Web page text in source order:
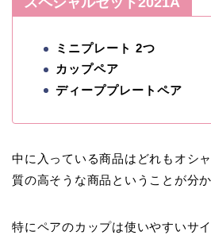
ミニプレート 2つ
カップペア
ディーププレートペア
中に入っている商品はどれもオシ
質の高そうな商品ということが分か
特にペアのカップは使いやすいサ